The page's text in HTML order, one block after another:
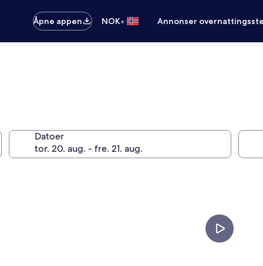
Åpne appen NOK• Annonser
Datoer